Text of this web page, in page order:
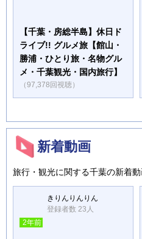
【千葉・房総半島】休日ド
ライブ!! グルメ旅【館山・
勝浦・ひとり旅・名物グル
メ・千葉観光・国内旅行】
（97,378回視聴）
新着動画
旅行・観光に関する千葉の新着動
きりんりんりん
登録者数 23人
2年前